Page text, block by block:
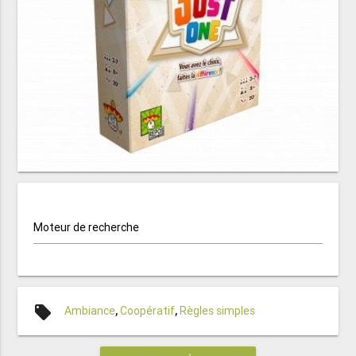
Moteur de recherche
local_offer Ambiance,Coopératif, Règles simples